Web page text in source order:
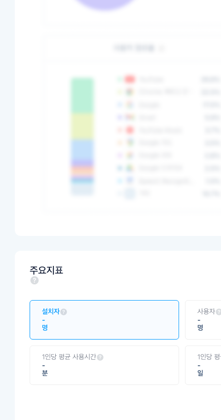
주요지표
설치자
-
명
사용자
-
명
1인당 평균 사용시간
-
분
1인당
-
일